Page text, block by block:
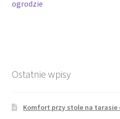
ogrodzie
Ostatnie wpisy
Komfort przy stole na tarasie